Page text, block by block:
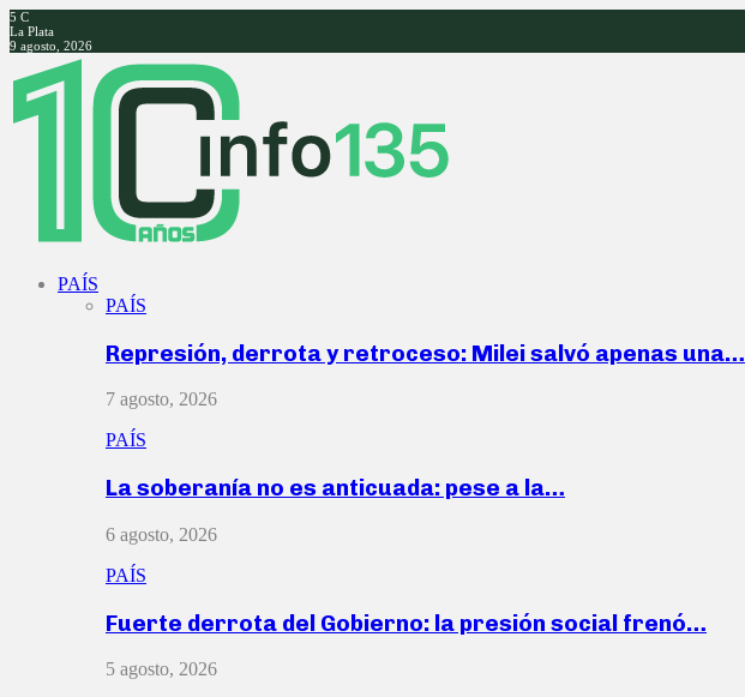
5 C
La Plata
9 agosto, 2026
Facebook
Twitter
Instagram
Youtube
PAÍS
PAÍS
Represión, derrota y retroceso: Milei salvó apenas una…
7 agosto, 2026
PAÍS
La soberanía no es anticuada: pese a la…
6 agosto, 2026
PAÍS
Fuerte derrota del Gobierno: la presión social frenó…
5 agosto, 2026